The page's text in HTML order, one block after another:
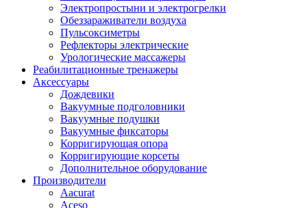
Электропростыни и электрогрелки
Обеззараживатели воздуха
Пульсоксиметры
Рефлекторы электрические
Урологические массажеры
Реабилитационные тренажеры
Аксессуары
Дождевики
Вакуумные подголовники
Вакуумные подушки
Вакуумные фиксаторы
Корригирующая опора
Корригирующие корсеты
Дополнительное оборудование
Производители
Aacurat
Aceso